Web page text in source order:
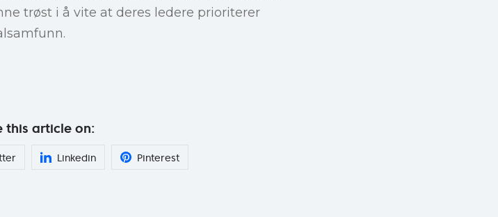
trøst i å vite at deres ledere prioriterer
this article on:
Linkedin Pinterest